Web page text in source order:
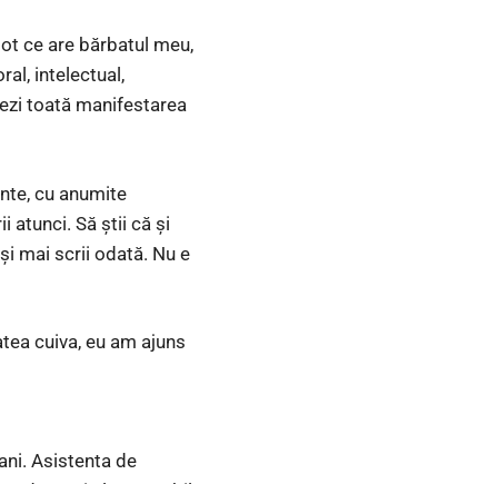
ce are bărbatul meu,
intelectual,
toată manifestarea
cu anumite
atunci. Să știi că și
mai scrii odată. Nu e
cuiva, eu am ajuns
Asistenta de